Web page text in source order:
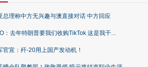
总理称中方无兴趣与澳直接对话 中方回应
：去年特朗普要我们收购TikTok 这是我干...
官宣：歼-20用上国产发动机！